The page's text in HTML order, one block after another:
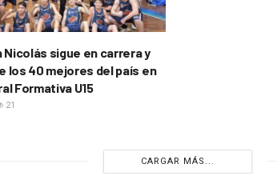
Nicolás sigue en carrera y
los 40 mejores del país en
Formativa U15
21
CARGAR MÁS...